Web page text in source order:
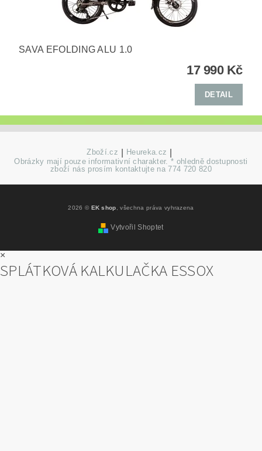
SAVA EFOLDING ALU 1.0
17 990 Kč
DETAIL
Zboží.cz Heureka.cz
Obrázky mají pouze informativní charakter. * ohledně dostupnosti
zboží nás prosím kontaktujte na 774 720 820
2026 © EK shop, všechna práva vyhrazena
Vytvořil Shoptet
×
SPLÁTKOVÁ KALKULAČKA ESSOX